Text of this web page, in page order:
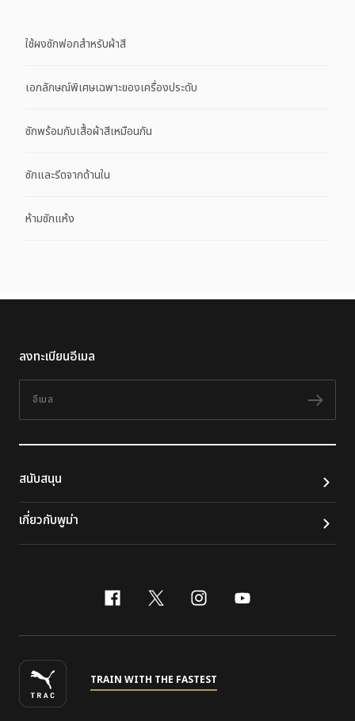
ใช้ผงซักฟอกสำหรับผ้าสี
เอกลักษณ์พิเศษเฉพาะของเครื่องประดับ
ซักพร้อมกับเสื้อผ้าสีเหมือนกัน
ซักและรีดจากด้านใน
ห้ามซักแห้ง
ลงทะเบียนอีเมล
ติดต
สนับสนุน
เกี่ยวกับพูม่า
facebook
x-twitter
instagram
youtube
TRAIN WITH THE FASTEST